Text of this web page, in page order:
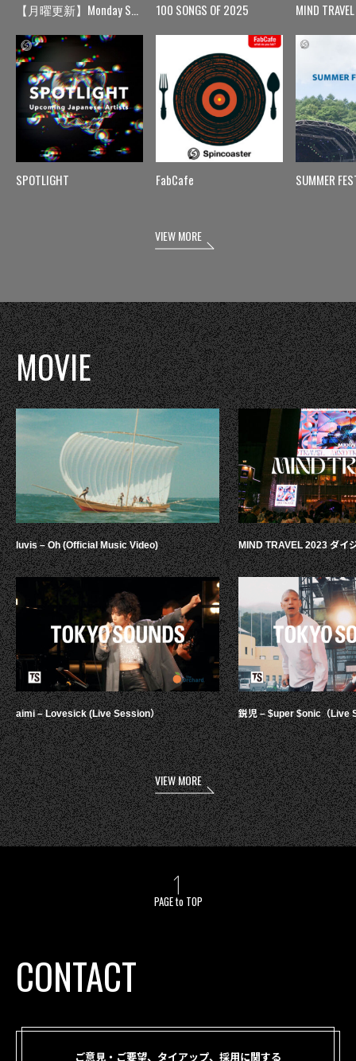
【月曜更新】Monday Spin
SPOTLIGHT
100 SONGS OF 2025
FabCafe
MIND TRAVEL
SUMMER
VIEW MORE
MOVIE
luvis – Oh (Official Music Video)
aimi – Lovesick (Live Session）
MIND TRAVEL 2023 ダイ
鋭児 – $uper $onic（Live
VIEW MORE
PAGE to TOP
CONTACT
ご意見・ご要望、タイアップ、採用に関する